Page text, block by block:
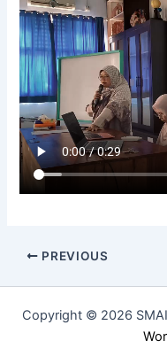
PREVIOUS
Copyright © 2026